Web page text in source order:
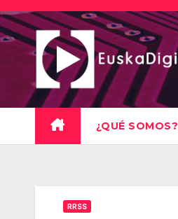
Saltar
al
contenido
¿QUÉ SOMOS?
RRSS